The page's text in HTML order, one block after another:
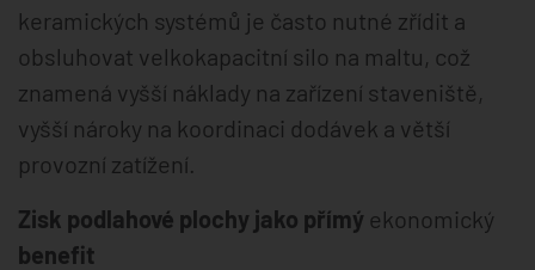
keramických systémů je často nutné zřídit a
obsluhovat velkokapacitní silo na maltu, což
znamená vyšší náklady na zařízení staveniště,
vyšší nároky na koordinaci dodávek a větší
provozní zatížení.
Zisk podlahové plochy jako přímý ekonomický
benefit